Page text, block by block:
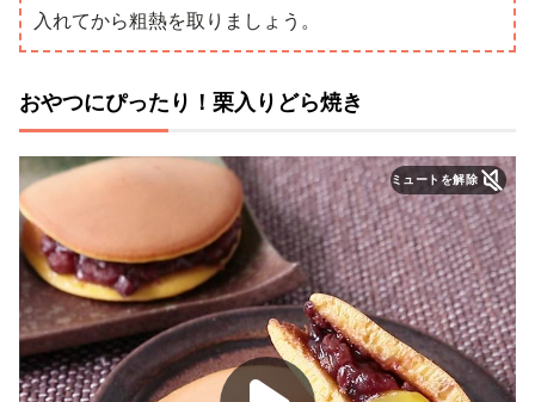
入れてから粗熱を取りましょう。
おやつにぴったり！栗入りどら焼き
ミュートを解除